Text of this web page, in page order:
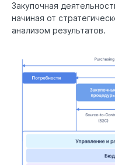
Закупочная
начиная от
анализом результатов.